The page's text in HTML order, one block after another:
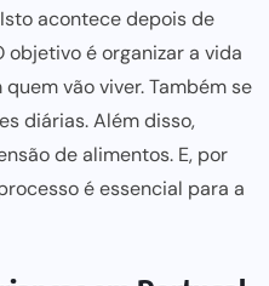
acontece depois de
objetivo é organizar a vida
vão viver. Também se
diárias. Além disso,
de alimentos. E, por
éessencial para a